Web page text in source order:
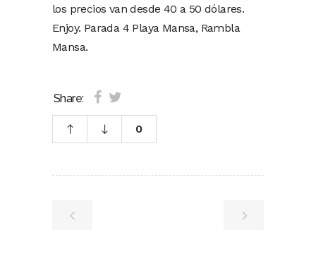
los precios van desde 40 a 50 dólares.
Enjoy. Parada 4 Playa Mansa, Rambla
Mansa.
Share:
0